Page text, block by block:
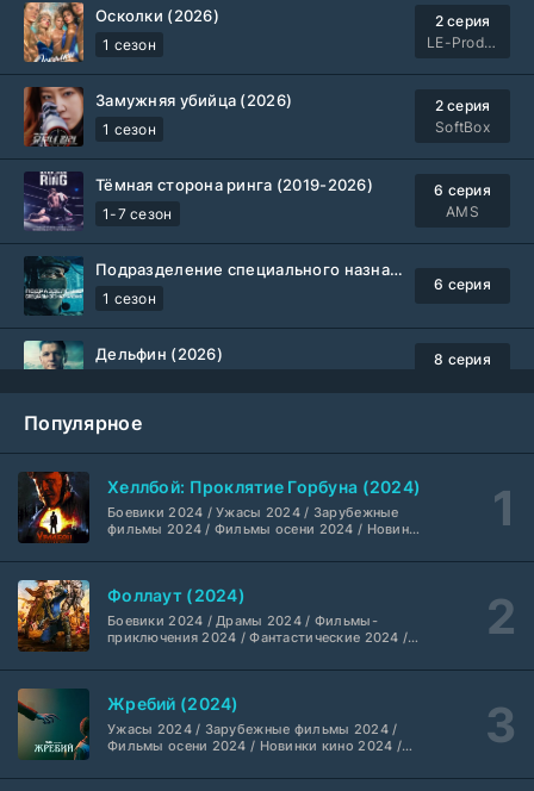
Осколки (2026)
1 сезон
2 серия
LE-Production
Замужняя убийца (2026)
1 сезон
2 серия
SoftBox
Тёмная сторона ринга (2019-2026)
1-7 сезон
6 серия
AMS
Подразделение специального назначения (2026)
1 сезон
6 серия
Дельфин (2026)
8 серия
Шугар (2026)
Укрытие (2026)
1-3 сезон
5 серия
HDrezka Studio
Мыс страха (2026)
1 сезон
Dragon Money Studio
Библиотекари: Следующая глава (2026) 2 серия
Популярное
Хеллбой: Проклятие Горбуна (2024)
Боевики 2024 / Ужасы 2024 / Зарубежные
фильмы 2024 / Фильмы осени 2024 / Новинки
2024 / Американские фильмы / Фильмы
высоким рейтингом / Интересные фильмы /
Крутые фильмы / Популярные фильмы
Фоллаут (2024)
Боевики 2024 / Драмы 2024 / Фильмы-
приключения 2024 / Фантастические 2024 /
смотреть / Сериалы в 4K UHD / Американские
Жребий (2024)
Ужасы 2024 / Зарубежные фильмы 2024 /
Фильмы осени 2024 / Новинки кино 2024 /
Американские фильмы / Фильмы смотреть /